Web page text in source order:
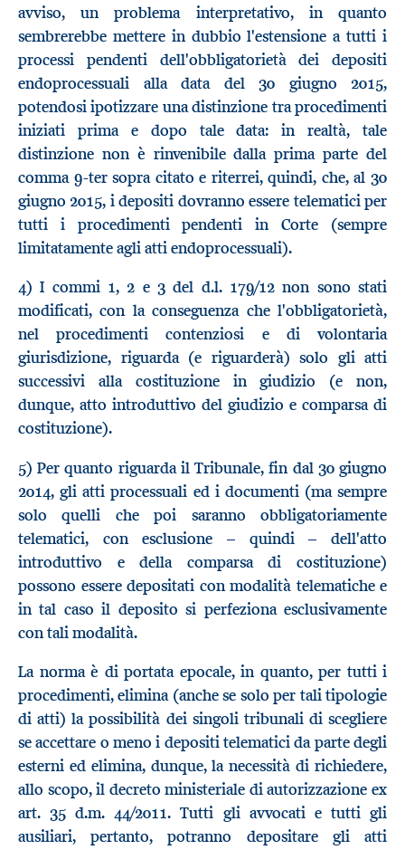
avviso, un problema interpretativo, in quanto
sembrerebbe mettere in dubbio l'estensione a tutti i
processi pendenti dell'obbligatorietà dei depositi
endoprocessuali alla data del 30 giugno 2015,
potendosi ipotizzare una distinzione tra procedimenti
iniziati prima e dopo tale data: in realtà, tale
distinzione non è rinvenibile dalla prima parte del
comma 9-ter sopra citato e riterrei, quindi, che, al 30
giugno 2015, i depositi dovranno essere telematici per
tutti i procedimenti pendenti in Corte (sempre
limitatamente agli atti endoprocessuali).
4) I commi 1, 2 e 3 del d.l. 179/12 non sono stati
modificati, con la conseguenza che l'obbligatorietà,
nel procedimenti contenziosi e di volontaria
giurisdizione, riguarda (e riguarderà) solo gli atti
successivi alla costituzione in giudizio (e non,
dunque, atto introduttivo del giudizio e comparsa di
costituzione).
5) Per quanto riguarda il Tribunale, fin dal 30 giugno
2014, gli atti processuali ed i documenti (ma sempre
solo quelli che poi saranno obbligatoriamente
telematici, con esclusione – quindi – dell'atto
introduttivo e della comparsa di costituzione)
possono essere depositati con modalità telematiche e
in tal caso il deposito si perfeziona esclusivamente
con tali modalità.
La norma è di portata epocale, in quanto, per tutti i
procedimenti, elimina (anche se solo per tali tipologie
di atti) la possibilità dei singoli tribunali di scegliere
se accettare o meno i depositi telematici da parte degli
esterni ed elimina, dunque, la necessità di richiedere,
allo scopo, il decreto ministeriale di autorizzazione ex
art. 35 d.m. 44/2011. Tutti gli avvocati e tutti gli
ausiliari, pertanto, potranno depositare gli atti